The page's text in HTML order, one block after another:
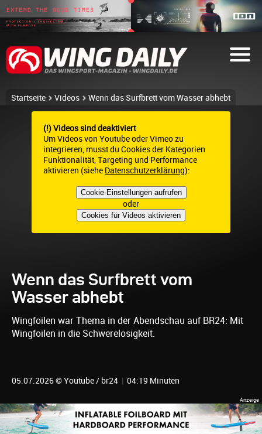
Startseite Videos Wenn das Surfbrett vom Wasser abhebt
(!) Videos sind deaktiviert
Um Videos von Youtube oder Vimeo zu
integrieren, musst du Cookies der Kategorien
Funktionalität, Targeting und Performance
aktivieren (siehe Datenschutzerklärung):
Cookie-Einstellungen aufrufen
oder
Cookies für Videos aktivieren
Wenn das Surfbrett vom
Wasser abhebt
Wingfoilen war Thema in der Abendschau auf BR24: Mit
Wingfoilen in die Schwerelosigkeit.
05.07.2026 © Youtube / br24 | 04:19 Minuten